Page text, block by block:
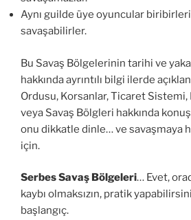
Aynı guilde üye oyuncular
savaşabilirler.
Bu Savaş Bölgelerinin tarihi ve
hakkında ayrıntılı bilgi ilerde
Ordusu, Korsanlar, Ticaret Sistemi,
veya Savaş Bölgleri hakkında
onu dikkatle dinle… ve savaşmaya
için.
Serbes Savaş Bölgeleri… Evet,
kaybı olmaksızın, pratik
başlangıç.